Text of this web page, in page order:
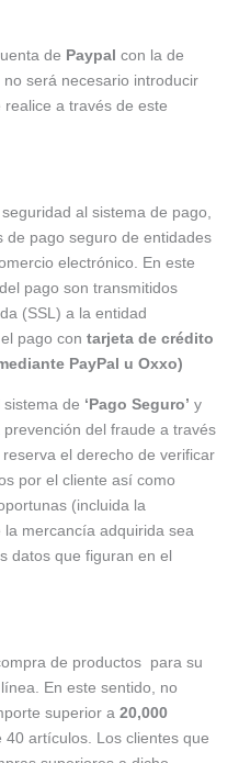
de Paypal con la de
será necesario introducir
a través de este
al sistema de pago,
de pago seguro de entidades
electrónico. En este
pago son transmitidos
(SSL) a la entidad
pago con tarjeta de crédito
PayPal u Oxxo)
de ‘Pago Seguro’ y
del fraude a través
reserva el derecho de verificar
por el cliente así como
(incluida la
mercancía adquirida sea
datos que figuran en el
de productos para su
En este sentido, no
superior a 20,000
artículos. Los clientes que